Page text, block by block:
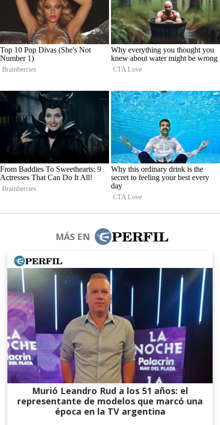
MÁS EN
Murió Leandro Rud a los 51 años: el
representante de modelos que marcó una
época en la TV argentina